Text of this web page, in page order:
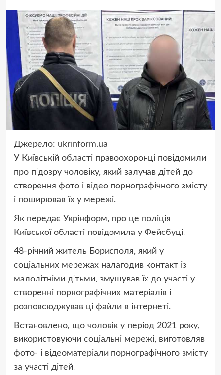
Джерело: ukrinform.ua
У Київській області правоохоронці повідомили
про підозру чоловіку, який залучав дітей до
створення фото і відео порнографічного змісту
і поширював їх у мережі.
Як передає Укрінформ, про це поліція
Київської області повідомила у Фейсбуці.
48-річний житель Борисполя, який у
соціальних мережах налагодив контакт із
малолітніми дітьми, змушував їх до участі у
створенні порнографічних матеріалів і
розповсюджував ці файли в інтернеті.
Встановлено, що чоловік у період 2021 року,
використовуючи соціальні мережі, виготовляв
фото- і відеоматеріали порнографічного змісту
за участі дітей.